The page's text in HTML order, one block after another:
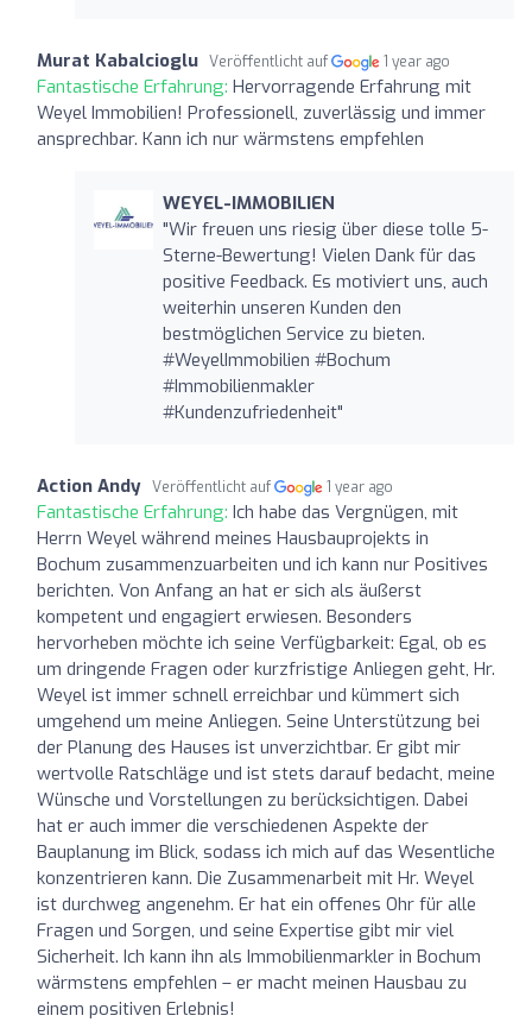
Murat Kabalcioglu Veröffentlicht auf 1 year ago
Fantastische Erfahrung: Hervorragende Erfahrung mit
Weyel Immobilien! Professionell, zuverlässig und immer
ansprechbar. Kann ich nur wärmstens empfehlen
WEYEL-IMMOBILIEN
"Wir freuen uns riesig über diese tolle 5-
Sterne-Bewertung! Vielen Dank für das
positive Feedback. Es motiviert uns, auch
weiterhin unseren Kunden den
bestmöglichen Service zu bieten.
#WeyelImmobilien #Bochum
#Immobilienmakler
#Kundenzufriedenheit"
Action Andy Veröffentlicht auf 1 year ago
Fantastische Erfahrung: Ich habe das Vergnügen, mit
Herrn Weyel während meines Hausbauprojekts in
Bochum zusammenzuarbeiten und ich kann nur Positives
berichten. Von Anfang an hat er sich als äußerst
kompetent und engagiert erwiesen. Besonders
hervorheben möchte ich seine Verfügbarkeit: Egal, ob es
um dringende Fragen oder kurzfristige Anliegen geht, Hr.
Weyel ist immer schnell erreichbar und kümmert sich
umgehend um meine Anliegen. Seine Unterstützung bei
der Planung des Hauses ist unverzichtbar. Er gibt mir
wertvolle Ratschläge und ist stets darauf bedacht, meine
Wünsche und Vorstellungen zu berücksichtigen. Dabei
hat er auch immer die verschiedenen Aspekte der
Bauplanung im Blick, sodass ich mich auf das Wesentliche
konzentrieren kann. Die Zusammenarbeit mit Hr. Weyel
ist durchweg angenehm. Er hat ein offenes Ohr für alle
Fragen und Sorgen, und seine Expertise gibt mir viel
Sicherheit. Ich kann ihn als Immobilienmarkler in Bochum
wärmstens empfehlen – er macht meinen Hausbau zu
einem positiven Erlebnis!